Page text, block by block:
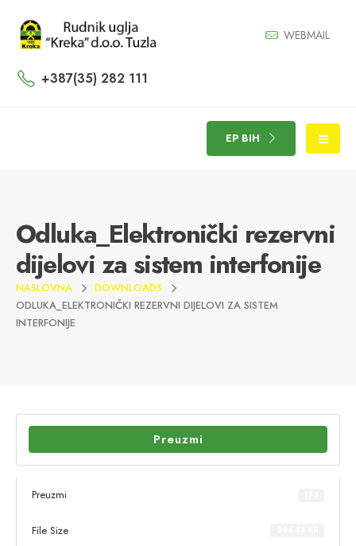
WEBMAIL
+387(35) 282 111
EP BIH
Odluka_Elektronički rezervni
dijelovi za sistem interfonije
NASLOVNA
DOWNLOADS
ODLUKA_ELEKTRONIČKI REZERVNI DIJELOVI ZA SISTEM
INTERFONIJE
Preuzmi
Preuzmi
File Size